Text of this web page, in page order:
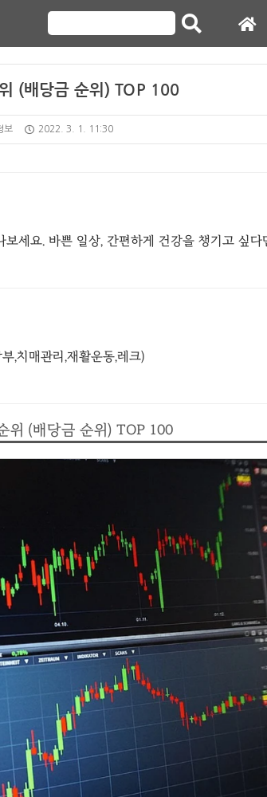
(배당금 순위) TOP 100
보 2022. 3. 1. 11:30
세요. 바쁜 일상, 간편하게 건강을 챙기고 싶다
,치매관리,재활운동,레크)
위 (배당금 순위) TOP 100